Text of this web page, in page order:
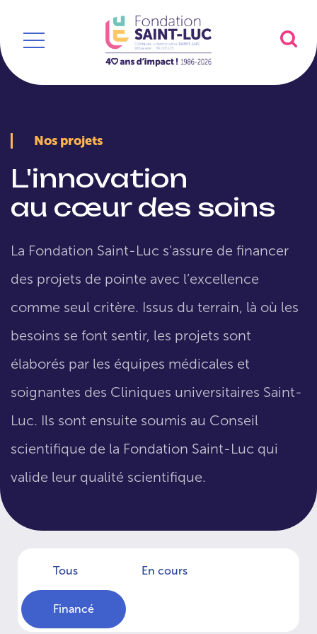
Nos projets
L'innovation
au cœur des soins
La Fondation Saint-Luc s’assure de financer
des projets de pointe avec l’excellence
comme seul critère. Issus du terrain, là où les
besoins se font sentir, les projets sont
élaborés par les équipes médicales et
soignantes des Cliniques universitaires Saint-
Luc. Ils sont ensuite soumis au Conseil
scientifique de la Fondation Saint-Luc qui
valide leur qualité scientifique.
Tous En cours
Financé